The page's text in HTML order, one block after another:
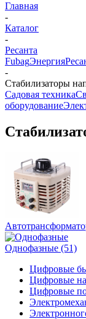
Главная
-
Каталог
-
Ресанта
FubagЭнергия
-
Стабилизаторы
Садовая техника
оборудование
Однофазные (51)
Цифровые
Цифровые
Цифровые